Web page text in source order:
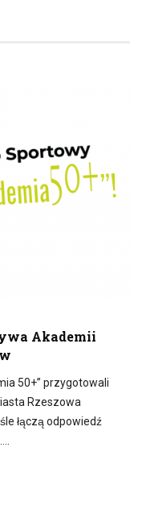
Akademii
50+” przygotowali
Rzeszowa
łączą odpowiedź